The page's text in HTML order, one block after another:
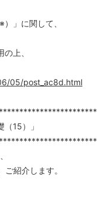
」に関して、
の上、
05/post_ac8d.html
（15）」
ご紹介します。